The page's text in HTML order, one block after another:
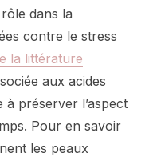
dans la
contre le stress
la littérature
aux acides
préserver l’aspect
Pour en savoir
les peaux